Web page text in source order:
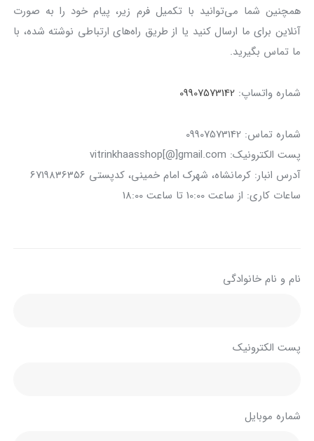
همچنین شما می‌توانید با تکمیل فرم زیر، پیام خود را به صورت
آنلاین برای ما ارسال کنید یا از طریق راه‌های ارتباطی نوشته شده، با
ما تماس بگیرید.
شماره واتساپ: 09907573142
شماره تماس: 09907573142
پست الکترونیک: vitrinkhaasshop[@]gmail.com
آدرس انبار: کرمانشاه، شهرک امام خمینی، کدپستی ۶۷۱۹۸۳۶۳۵۶
ساعات کاری: از ساعت 10:00 تا ساعت 18:00
نام و نام خانوادگی
پست الکترونیک
شماره موبایل